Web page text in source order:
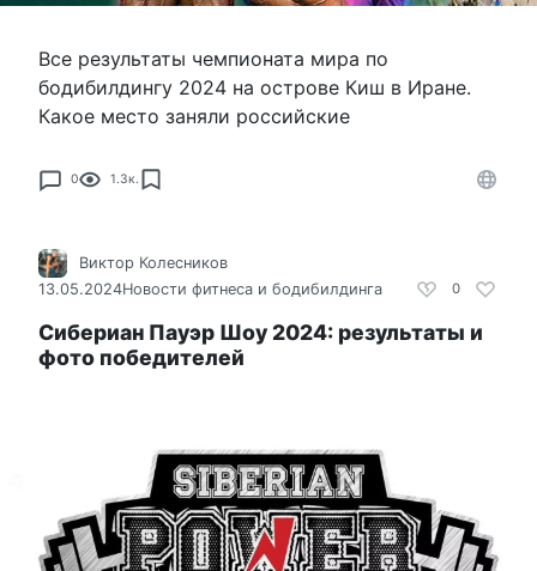
Все результаты чемпионата мира по
бодибилдингу 2024 на острове Киш в Иране.
Какое место заняли российские
0 1.3к.
0
Виктор Колесников
13.05.2024Новости фитнеса и бодибилдинга
Сибериан Пауэр Шоу 2024: результаты и
фото победителей